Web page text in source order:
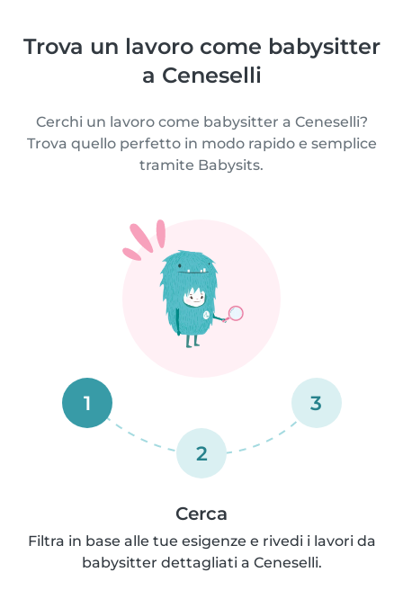
Trova un lavoro come babysitter
a Ceneselli
Cerchi un lavoro come babysitter a Ceneselli?
Trova quello perfetto in modo rapido e semplice
tramite Babysits.
1
2
3
Cerca
Filtra in base alle tue esigenze e rivedi i lavori da
babysitter dettagliati a Ceneselli.